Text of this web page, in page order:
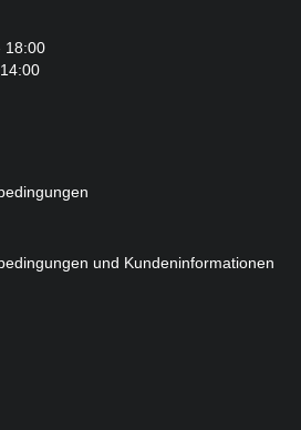
18:00
und Kundeninformationen